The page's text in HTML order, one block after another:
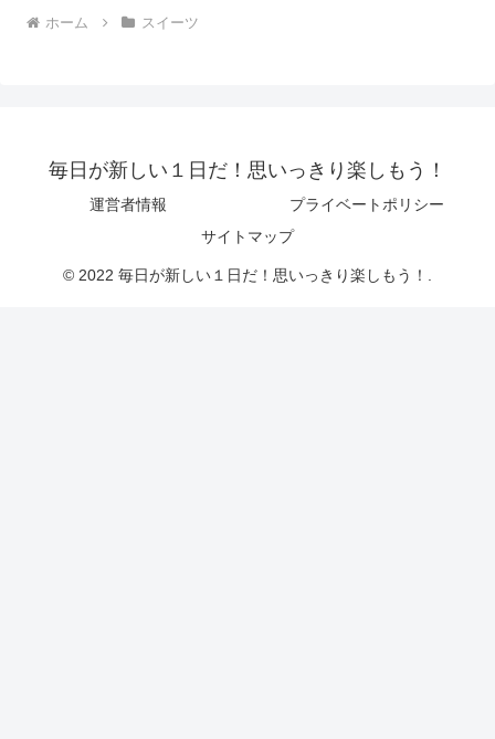
ホーム スイーツ
毎日が新しい１日だ！思いっきり楽しもう！
運営者情報
プライベートポリシー
サイトマップ
© 2022 毎日が新しい１日だ！思いっきり楽しもう！.